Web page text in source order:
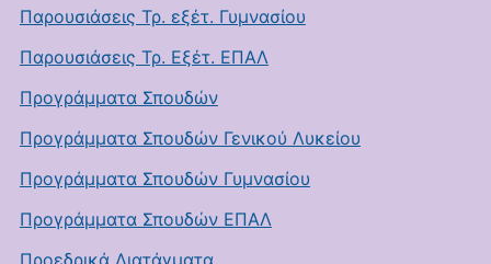
Παρουσιάσεις Τρ. εξέτ. Γυμνασίου
Παρουσιάσεις Τρ. Εξέτ. ΕΠΑΛ
Προγράμματα Σπουδών
Προγράμματα Σπουδών Γενικού Λυκείου
Προγράμματα Σπουδών Γυμνασίου
Προγράμματα Σπουδών ΕΠΑΛ
Προεδρικά Διατάγματα